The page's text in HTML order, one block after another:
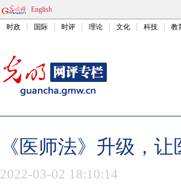
English
时政 国际 时评 理论 文化 科技 教
《医师法》升级，
2022-03-02 18:10:14